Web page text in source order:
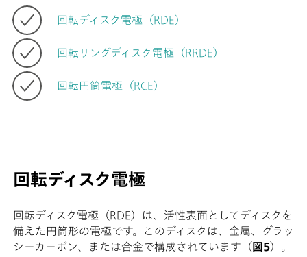
回転ディスク電極（RDE）
回転リングディスク電極（RRDE）
回転円筒電極（RCE）
回転ディスク電極
回転ディスク電極（RDE）は、活性表面としてディスクを
備えた円筒形の電極です。このディスクは、金属、グラッ
シーカーボン、または合金で構成されています（図5）。